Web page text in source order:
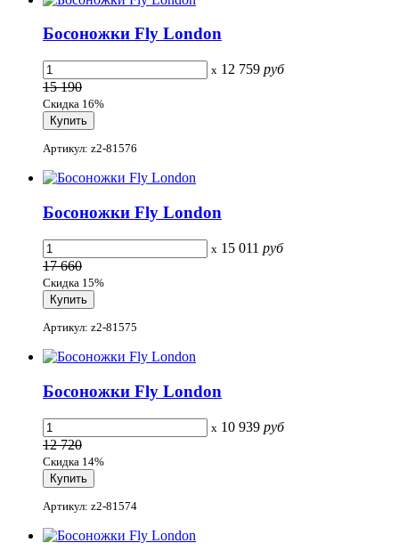
Босоножки Fly London
x 12 759 руб
15 190
Скидка 16%
Артикул: z2-81576
Босоножки Fly London
x 15 011 руб
17 660
Скидка 15%
Артикул: z2-81575
Босоножки Fly London
x 10 939 руб
12 720
Скидка 14%
Артикул: z2-81574